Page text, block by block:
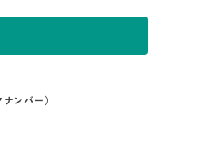
うイエタテ』が、公開の
ンバー）